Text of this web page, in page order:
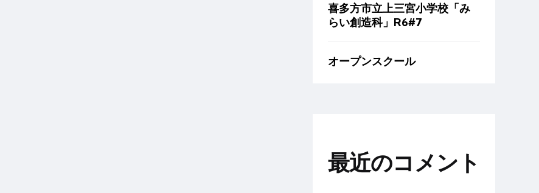
喜多方市立上三宮小学校「み
らい創造科」R6#7
オープンスクール
最近のコメント